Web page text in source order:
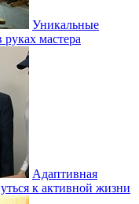
Уникальные
мастера
Адаптивная
к активной жизни